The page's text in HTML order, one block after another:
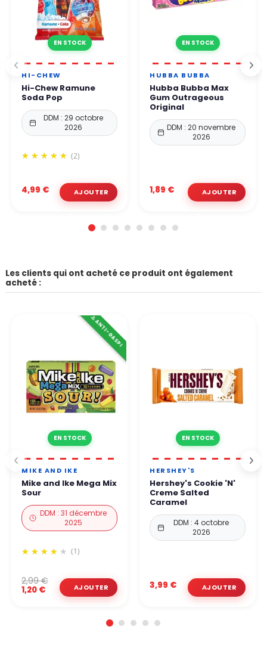
EN STOCK
HI-CHEW
Hi-Chew Ramune
Soda Pop
DDM : 29 octobre
2026
(2)
4,99 €
EN STOCK
HUBBA BUBBA
Hubba Bubba Max
Gum Outrageous
Original
DDM : 20 novembre
2026
1,89 €
Les clients qui ont acheté ce produit ont également
acheté :
EN STOCK
⚠️ ANTI-GASPI
MIKE AND IKE
Mike and Ike Mega Mix
Sour
DDM : 31 décembre
2025
(1)
1,20 €
2,99 €
EN STOCK
HERSHEY'S
Hershey's Cookie 'N'
Creme Salted
Caramel
DDM : 4 octobre
2026
3,99 €